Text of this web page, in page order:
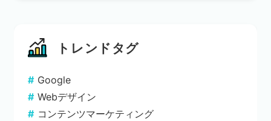
トレンドタグ
Google
Webデザイン
コンテンツマーケティング